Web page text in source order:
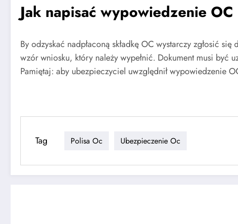
Jak napisać wypowiedzenie
By odzyskać nadpłaconą składkę OC wystarczy zgłosić
wzór wniosku, który należy wypełnić. Dokument musi być
Pamiętaj: aby ubezpieczyciel uwzględnił wypowiedzenie
Tag Polisa Oc Ubezpieczenie Oc